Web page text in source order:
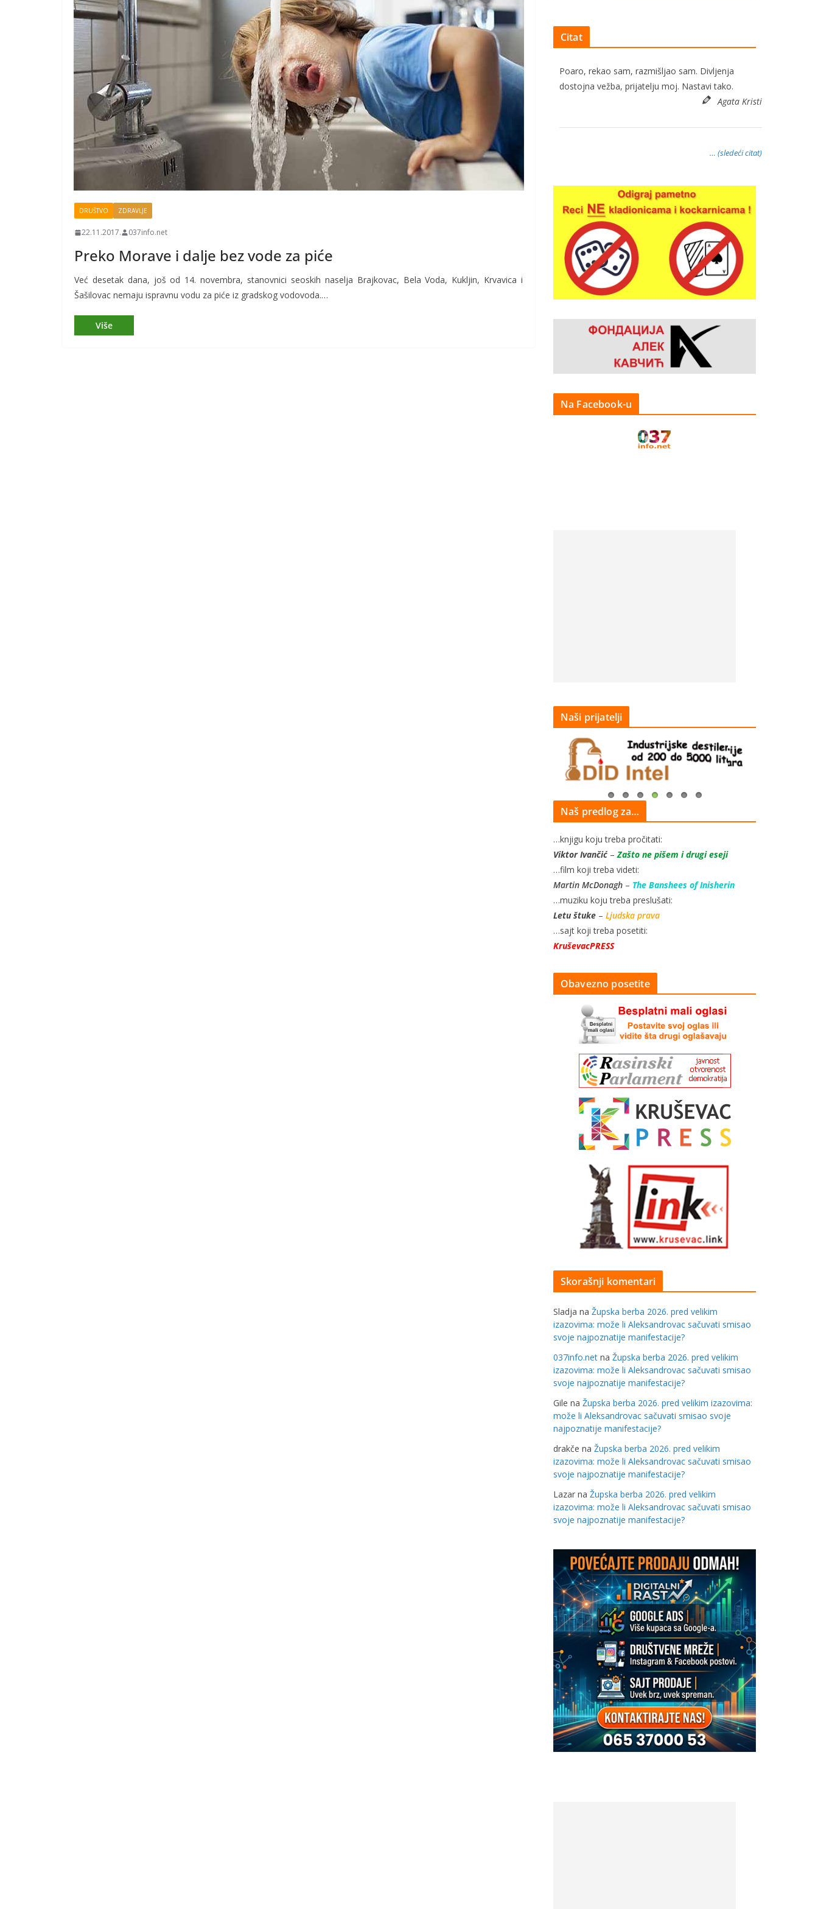
DRUŠTVO ZDRAVLJE
22.11.2017. 037info.net
Preko Morave i dalje bez vode za piće
Već desetak dana, još od 14. novembra, stanovnici seoskih naselja Brajkovac, Bela Voda, Kukljin, Krvavica i
Šašilovac nemaju ispravnu vodu za piće iz gradskog vodovoda.…
Citat
Poaro, rekao sam, razmišljao sam. Divljenja
dostojna vežba, prijatelju moj. Nastavi tako.
Agata Kristi
… (sledeći citat)
Na Facebook-u
Naši prijatelji
Naš predlog za…
…knjigu koju treba pročitati:
Viktor Ivančić– Zašto ne pišem i drugi eseji
…film koji treba videti:
Martin McDonagh – The Banshees of Inisherin
…muziku koju treba preslušati:
Letu štuke – Ljudska prava
…sajt koji treba posetiti:
KruševacPRESS
Obavezno posetite
Skorašnji komentari
Sladja na Župska berba 2026. pred velikim
izazovima: može li Aleksandrovac sačuvati smisao
svoje najpoznatije manifestacije?
037info.net na Župska berba 2026. pred velikim
izazovima: može li Aleksandrovac sačuvati smisao
svoje najpoznatije manifestacije?
Gile na Župska berba 2026. pred velikim izazovima:
može li Aleksandrovac sačuvati smisao svoje
najpoznatije manifestacije?
drakče na Župska berba 2026. pred velikim
izazovima: može li Aleksandrovac sačuvati smisao
svoje najpoznatije manifestacije?
Lazar na Župska berba 2026. pred velikim
izazovima: može li Aleksandrovac sačuvati smisao
svoje najpoznatije manifestacije?